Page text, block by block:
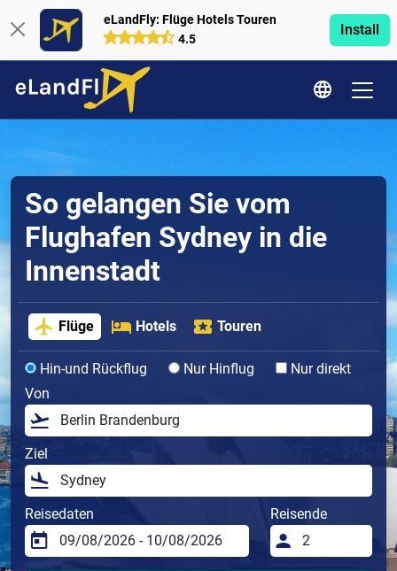
eLandFly: Flüge Hotels Touren
4.5
Install
So gelangen Sie vom
Flughafen Sydney in die
Innenstadt
Flüge Hotels Touren
Hin-und Rückflug Nur Hinflug
Nur direkt
Von
Ziel
Reisedaten Reisende